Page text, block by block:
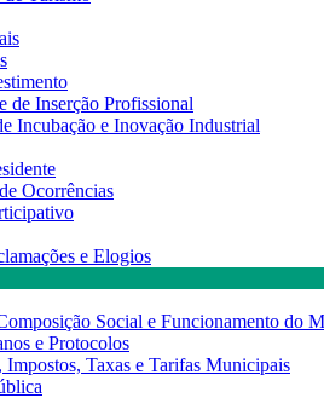
de Inserção Profissional
Incubação e Inovação Industrial
Ocorrências
e Elogios
Social e Funcionamento do
e Protocolos
Impostos, Taxas e Tarifas Municipais